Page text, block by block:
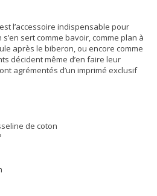
l’accessoire indispensable pour
sert comme bavoir, comme plan à
après le biberon, ou encore comme
décident même d’en faire leur
agrémentés d’un imprimé exclusif
de coton